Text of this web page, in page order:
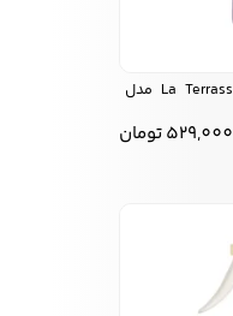
خوشبو کننده هوا لاتراس La Terrasse مدل
529,000تومان